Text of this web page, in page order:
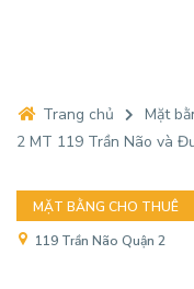
Trang chủ Mặt
2 MT 119 Trần Não và
MẶT BẰNG CHO THUÊ
119 Trần Não Quận 2